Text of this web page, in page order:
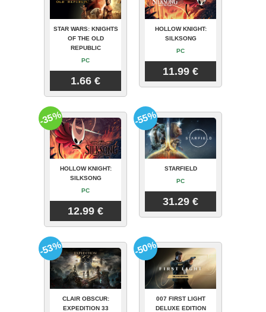
STAR WARS: KNIGHTS
OF THE OLD
REPUBLIC
PC
1.66 €
HOLLOW KNIGHT:
SILKSONG
PC
11.99 €
HOLLOW KNIGHT:
SILKSONG
PC
12.99 €
-35%
STARFIELD
PC
31.29 €
-55%
CLAIR OBSCUR:
EXPEDITION 33
-53%
007 FIRST LIGHT
DELUXE EDITION
-50%